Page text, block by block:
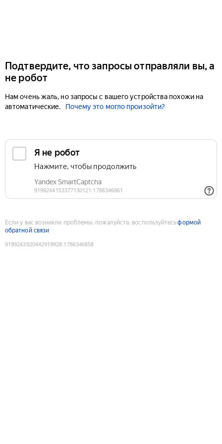
Подтвердите, что запросы отправляли вы, а
не робот
Нам очень жаль, но запросы с вашего устройства похожи на
автоматические.
Почему это могло произойти?
Если у вас возникли проблемы, пожалуйста, воспользуйтесьформой
обратной связи
9199243920442919928:1786346858